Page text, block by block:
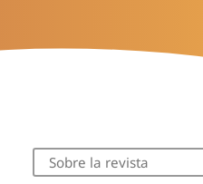
Sobre la revista